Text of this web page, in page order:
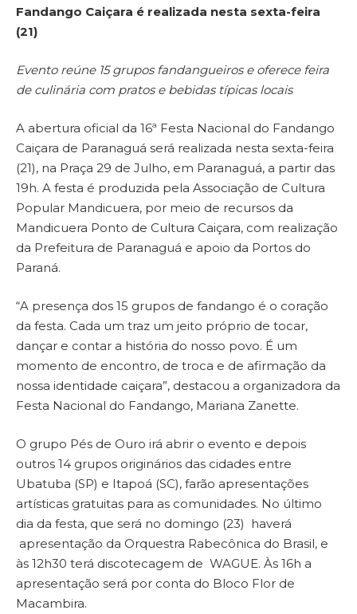
Fandango Caiçara é realizada nesta sexta-feira
(21)
Evento reúne 15 grupos fandangueiros e oferece feira
de culinária com pratos e bebidas típicas locais
A abertura oficial da 16ª Festa Nacional do Fandango
Caiçara de Paranaguá será realizada nesta sexta-feira
(21), na Praça 29 de Julho, em Paranaguá, a partir das
19h. A festa é produzida pela Associação de Cultura
Popular Mandicuera, por meio de recursos da
Mandicuera Ponto de Cultura Caiçara, com realização
da Prefeitura de Paranaguá e apoio da Portos do
Paraná.
“A presença dos 15 grupos de fandango é o coração
da festa. Cada um traz um jeito próprio de tocar,
dançar e contar a história do nosso povo. É um
momento de encontro, de troca e de afirmação da
nossa identidade caiçara”, destacou a organizadora da
Festa Nacional do Fandango, Mariana Zanette.
O grupo Pés de Ouro irá abrir o evento e depois
outros 14 grupos originários das cidades entre
Ubatuba (SP) e Itapoá (SC), farão apresentações
artísticas gratuitas para as comunidades. No último
dia da festa, que será no domingo (23) haverá
apresentação da Orquestra Rabecônica do Brasil, e
às 12h30 terá discotecagem de WAGUE. Às 16h a
apresentação será por conta do Bloco Flor de
Macambira.